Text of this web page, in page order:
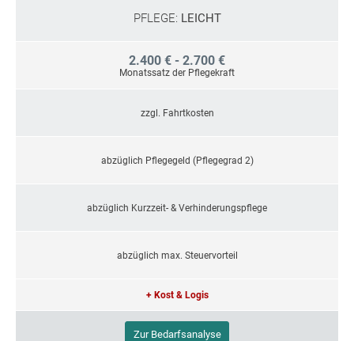
PFLEGE: LEICHT
2.400 € - 2.700 €
Monatssatz der Pflegekraft
zzgl. Fahrtkosten
abzüglich Pflegegeld (Pflegegrad 2)
abzüglich Kurzzeit- & Verhinderungspflege
abzüglich max. Steuervorteil
+ Kost & Logis
Zur Bedarfsanalyse